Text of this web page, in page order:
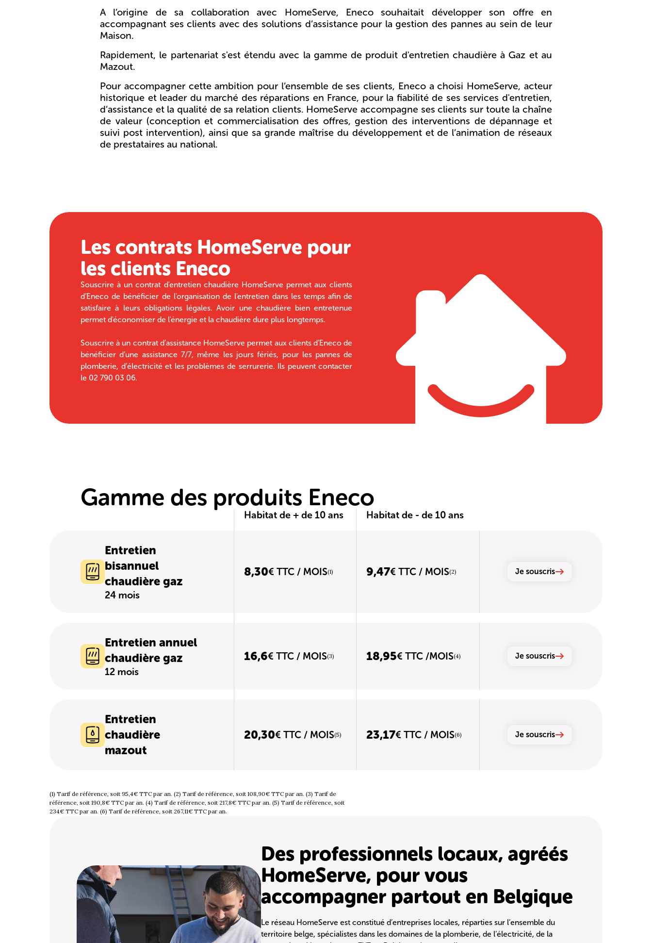
A l’origine de sa collaboration avec HomeServe, Eneco souhaitait développer son offre en
accompagnant ses clients avec des solutions d’assistance pour la gestion des pannes au sein de leur
Maison.
Rapidement, le partenariat s'est étendu avec la gamme de produit d'entretien chaudière à Gaz et au
Mazout.
Pour accompagner cette ambition pour l’ensemble de ses clients, Eneco a choisi HomeServe, acteur
historique et leader du marché des réparations en France, pour la fiabilité de ses services d'entretien,
d’assistance et la qualité de sa relation clients. HomeServe accompagne ses clients sur toute la chaîne
de valeur (conception et commercialisation des offres, gestion des interventions de dépannage et
suivi post intervention), ainsi que sa grande maîtrise du développement et de l’animation de réseaux
de prestataires au national.
Les contrats HomeServe pour
les clients Eneco
Souscrire à un contrat d'entretien chaudière HomeServe permet aux clients
d’Eneco de bénéficier de l'organisation de l'entretien dans les temps afin de
satisfaire à leurs obligations légales. Avoir une chaudière bien entretenue
permet d'économiser de l'énergie et la chaudière dure plus longtemps.
Souscrire à un contrat d’assistance HomeServe permet aux clients d’Eneco de
bénéficier d’une assistance 7/7, même les jours fériés, pour les pannes de
plomberie, d’électricité et les problèmes de serrurerie. Ils peuvent contacter
le 02 790 03 06.
Gamme des produits Eneco
Habitat de + de 10 ans Habitat de - de 10 ans
Entretien
bisannuel
chaudière gaz
24 mois
8,30€ TTC / MOIS(1) 9,47€ TTC / MOIS(2) Je souscris
Entretien annuel
chaudière gaz
12 mois
16,6€ TTC / MOIS(3) 18,95€ TTC /MOIS(4) Je souscris
Entretien
chaudière
mazout
20,30€ TTC / MOIS(5) 23,17€ TTC / MOIS(6) Je souscris
(1) Tarif de référence, soit 95,4€ TTC par an. (2) Tarif de référence, soit 108,90€ TTC par an. (3) Tarif de
référence, soit 190,8€ TTC par an. (4) Tarif de référence, soit 217,8€ TTC par an. (5) Tarif de référence, soit
234€ TTC par an. (6) Tarif de référence, soit 267,11€ TTC par an.
Des professionnels locaux, agréés
HomeServe, pour vous
accompagner partout en Belgique
Le réseau HomeServe est constitué d’entreprises locales, réparties sur l’ensemble du
territoire belge, spécialistes dans les domaines de la plomberie, de l’électricité, de la